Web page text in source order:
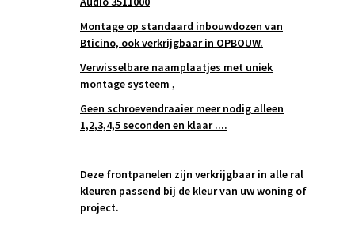
Montage op standaard inbouwdozen van
Bticino, ook verkrijgbaar in OPBOUW.
Verwisselbare naamplaatjes met uniek
montage systeem ,
Geen schroevendraaier meer nodig alleen
1,2,3,4,5 seconden en klaar ....
Deze frontpanelen zijn verkrijgbaar in alle ral
kleuren passend bij de kleur van uw woning of
project.